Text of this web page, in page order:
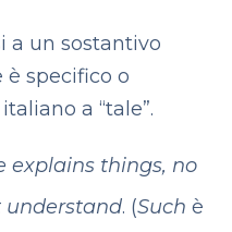
a un sostantivo
è specifico o
a “tale”.
explains things, no
understand. (Such è